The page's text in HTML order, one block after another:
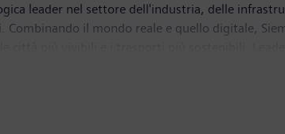
leader nel settore dell'industria, delle
il mondo reale e quello digitale,
- compresa quella generativa - a casi
società quotata in borsa Siemens